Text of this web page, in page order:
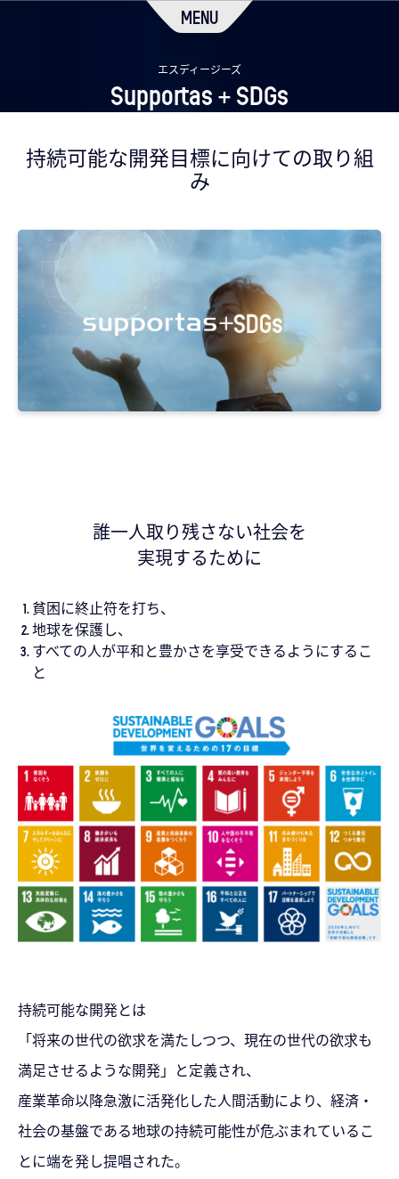
MENU
エスディージーズ
Supportas + SDGs
持続可能な開発目標に向けての取り組
み
誰一人取り残さない社会を
実現するために
貧困に終止符を打ち、
地球を保護し、
すべての人が平和と豊かさを享受できるようにするこ
と
持続可能な開発とは
「将来の世代の欲求を満たしつつ、現在の世代の欲求も
満足させるような開発」と定義され、
産業革命以降急激に活発化した人間活動により、経済・
社会の基盤である地球の持続可能性が危ぶまれているこ
とに端を発し提唱された。